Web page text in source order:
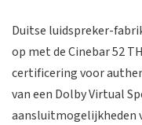
Duitse luidspreker-
op met de Cinebar 52
certificering voor
van een Dolby Virtual
aansluitmogelijkheden